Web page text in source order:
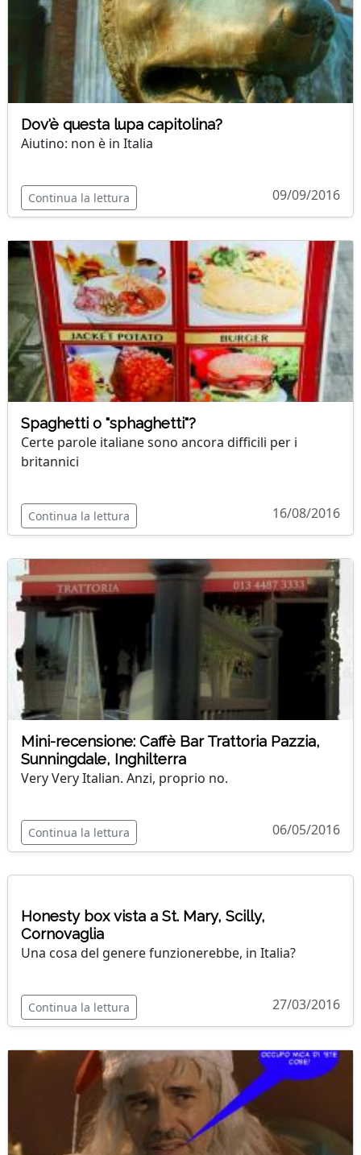
Dov'è questa lupa capitolina?
Aiutino: non è in Italia
Continua la lettura 09/09/2016
Spaghetti o "sphaghetti"?
Certe parole italiane sono ancora difficili per i
britannici
Continua la lettura 16/08/2016
Mini-recensione: Caffè Bar Trattoria Pazzia,
Sunningdale, Inghilterra
Very Very Italian. Anzi, proprio no.
Continua la lettura 06/05/2016
Honesty box vista a St. Mary, Scilly,
Cornovaglia
Una cosa del genere funzionerebbe, in Italia?
Continua la lettura 27/03/2016